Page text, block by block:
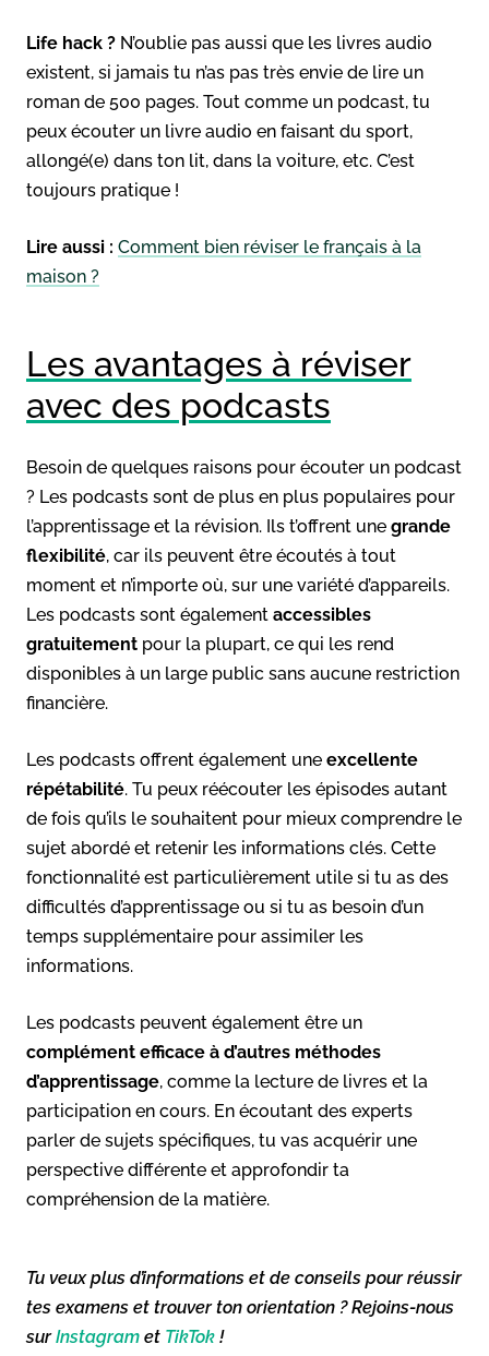
Life hack ? N’oublie pas aussi que les livres audio
existent, si jamais tu n’as pas très envie de lire un
roman de 500 pages. Tout comme un podcast, tu
peux écouter un livre audio en faisant du sport,
allongé(e) dans ton lit, dans la voiture, etc. C’est
toujours pratique !
Lire aussi : Comment bien réviser le français à la
maison ?
Les avantages à réviser
avec des podcasts
Besoin de quelques raisons pour écouter un podcast
? Les podcasts sont de plus en plus populaires pour
l’apprentissage et la révision. Ils t’offrent une grande
flexibilité, car ils peuvent être écoutés à tout
moment et n’importe où, sur une variété d’appareils.
Les podcasts sont également accessibles
gratuitement pour la plupart, ce qui les rend
disponibles à un large public sans aucune restriction
financière.
Les podcasts offrent également une excellente
répétabilité. Tu peux réécouter les épisodes autant
de fois qu’ils le souhaitent pour mieux comprendre le
sujet abordé et retenir les informations clés. Cette
fonctionnalité est particulièrement utile si tu as des
difficultés d’apprentissage ou si tu as besoin d’un
temps supplémentaire pour assimiler les
informations.
Les podcasts peuvent également être un
complément efficace à d’autres méthodes
d’apprentissage, comme la lecture de livres et la
participation en cours. En écoutant des experts
parler de sujets spécifiques, tu vas acquérir une
perspective différente et approfondir ta
compréhension de la matière.
Tu veux plus d’informations et de conseils pour réussir
tes examens et trouver ton orientation ? Rejoins-nous
surInstagram et TikTok !